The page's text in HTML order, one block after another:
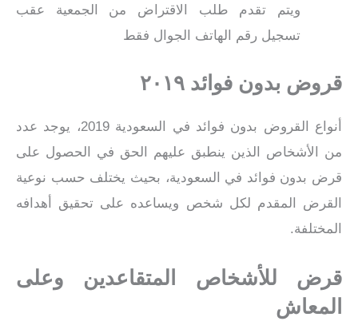
ويتم تقدم طلب الاقتراض من الجمعية عقب
تسجيل رقم الهاتف الجوال فقط
قروض بدون فوائد ٢٠١٩
أنواع القروض بدون فوائد في السعودية 2019، يوجد عدد
من الأشخاص الذين ينطبق عليهم الحق في الحصول على
قرض بدون فوائد في السعودية، بحيث يختلف حسب نوعية
القرض المقدم لكل شخص ويساعده على تحقيق أهدافه
المختلفة.
قرض للأشخاص المتقاعدين وعلى
المعاش